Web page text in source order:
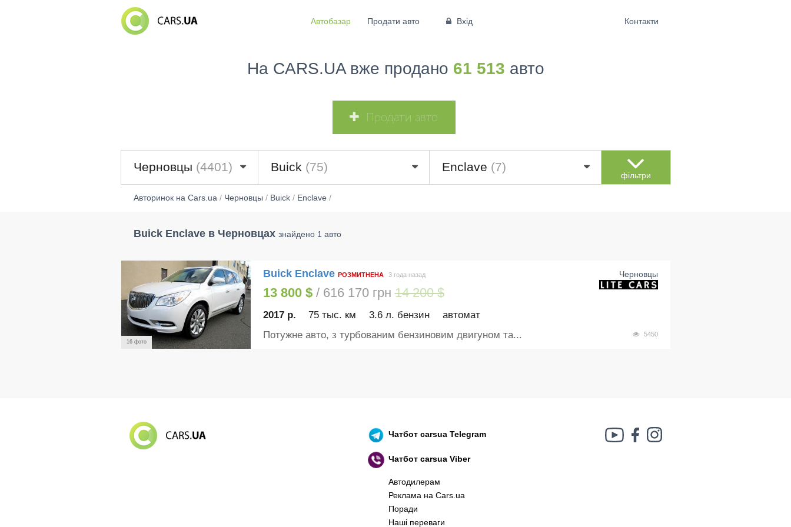
Автобазар Продати авто Вхід Контакти
На CARS.UA вже продано 61 513 авто
Продати авто
Черновцы (4401) Buick (75) Enclave (7)
фільтри
Авторинок на Cars.ua/ Черновцы / Buick/ Enclave /
Buick Enclave в Черновцах знайдено 1 авто
16 фото
Buick Enclave РОЗМИТНЕНА Черновцы
3 года назад
13 800 $/ 616 170 грн14 200 $
2017 р. 75 тыс. км 3.6 л. бензин автомат
5450
Потужне авто, з турбованим бензиновим двигуном та...
Чатботcarsua Telegram
Чатботcarsua Viber
Автодилерам
Реклама на Cars.ua
Поради
Наші переваги